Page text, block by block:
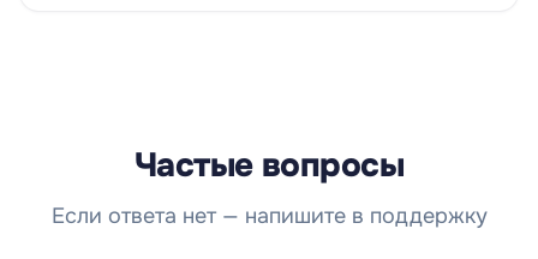
Частые вопросы
Если ответа нет — напишите в поддержку